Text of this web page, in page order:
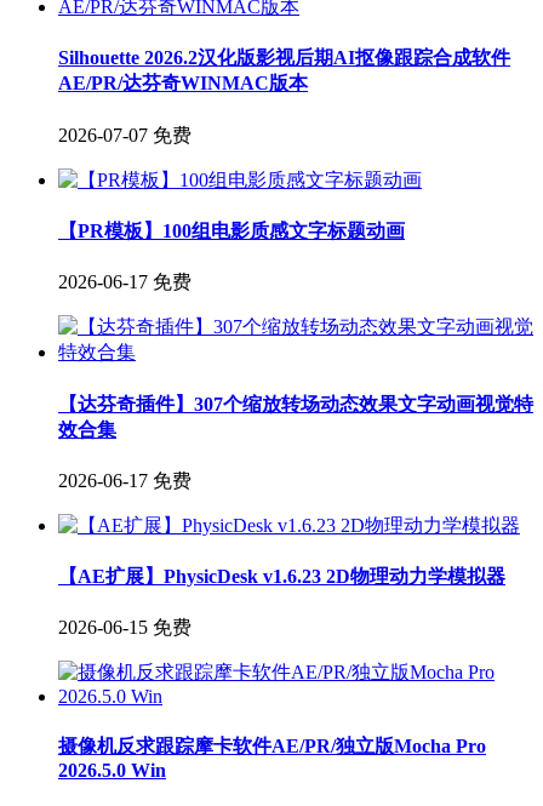
Silhouette 2026.2汉化版影视后期AI抠像跟踪合成软件
AE/PR/达芬奇WINMAC版本
2026-07-07 免费
【PR模板】100组电影质感文字标题动画
2026-06-17 免费
【达芬奇插件】307个缩放转场动态效果文字动画视觉特
效合集
2026-06-17 免费
【AE扩展】PhysicDesk v1.6.23 2D物理动力学模拟器
2026-06-15 免费
摄像机反求跟踪摩卡软件AE/PR/独立版Mocha Pro
2026.5.0 Win